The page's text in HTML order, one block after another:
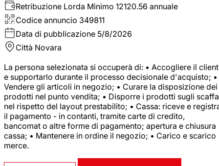
Retribuzione Lorda Minimo 12120.56 annuale
Codice annuncio 349811
Data di pubblicazione 5/8/2026
Città Novara
La persona selezionata si occuperà di: • Accogliere il
e supportarlo durante il processo decisionale d'acquisto; •
Vendere gli articoli in negozio; • Curare la disposizione dei
prodotti nel punto vendita; • Disporre i prodotti sugli
nel rispetto del layout prestabilito; • Cassa: riceve e
il pagamento - in contanti, tramite carte di credito,
bancomat o altre forme di pagamento; apertura e chiusura
cassa; • Mantenere in ordine il negozio; • Carico e scarico
merce.